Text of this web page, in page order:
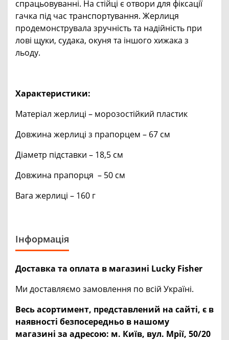
спрацьовуванні. На стійці є отвори для фіксації
гачка під час транспортування. Жерлиця
продемонструвала зручність та надійність при
лові щуки, судака, окуня та іншого хижака з
льоду.
Характеристики:
Матеріал жерлиці – морозостійкий пластик
Довжина жерлиці з прапорцем – 67 см
Діаметр підставки – 18,5 см
Довжина прапорця – 50 см
Вага жерлиці – 160 г
Інформація
Доставка та оплата в магазині Lucky Fisher
Ми доставляємо замовлення по всій Україні.
Весь асортимент, представлений на сайті, є в
наявності безпосередньо в нашому
магазині за адресою: м. Київ, вул. Мрії, 50/20